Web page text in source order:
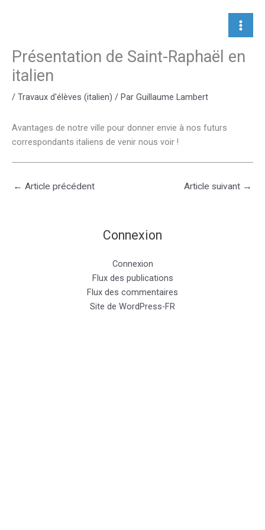
Présentation de Saint-Raphaël en
italien
/ Travaux d'élèves (italien) / Par Guillaume Lambert
Avantages de notre ville pour donner envie à nos futurs
correspondants italiens de venir nous voir !
← Article précédent Article suivant →
Connexion
Connexion
Flux des publications
Flux des commentaires
Site de WordPress-FR